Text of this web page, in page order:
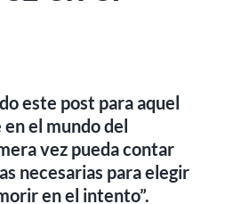
este post para aquel
el mundo del
vez pueda contar
necesarias para elegir
en el intento”.